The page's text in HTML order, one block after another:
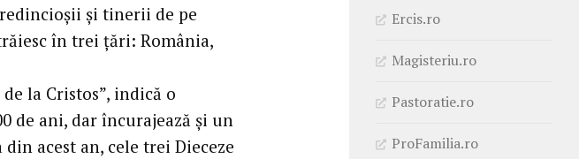
și tinerii de pe
în trei țări: România,
la Cristos”, indică o
de ani, dar încurajează și un
acest an, cele trei Dieceze
Ercis.ro
Magisteriu.ro
Pastoratie.ro
ProFamilia.ro